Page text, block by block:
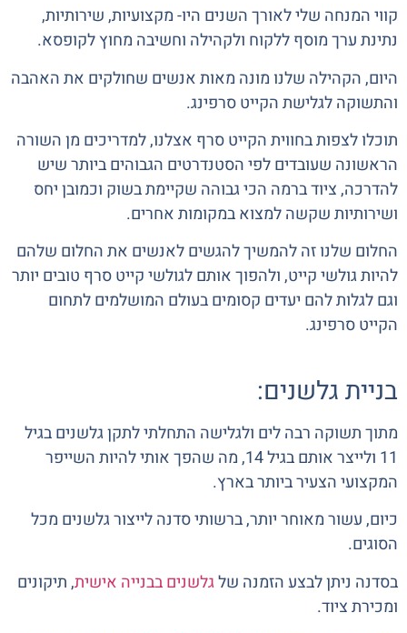
קווי המנחה שלי לאורך השנים היו- מקצועיות, שירותיות,
נתינת ערך מוסף ללקוח ולקהילה וחשיבה מחוץ לקופסא.
היום, הקהילה שלנו מונה מאות אנשים שחולקים את האהבה
והתשוקה לגלישת הקייט סרפינג.
תוכלו לצפות בחווית הקייט סרף אצלנו, למדריכים מן השורה
הראשונה שעובדים לפי הסטנדרטים הגבוהים ביותר שיש
להדרכה, ציוד ברמה הכי גבוהה שקיימת בשוק וכמובן יחס
ושירותיות שקשה למצוא במקומות אחרים.
החלום שלנו זה להמשיך להגשים לאנשים את החלום שלהם
להיות גולשי קייט, ולהפוך אותם לגולשי קייט סרף טובים יותר
וגם לגלות להם יעדים קסומים בעולם המושלמים לתחום
הקייט סרפינג.
בניית גלשנים:
מתוך תשוקה רבה לים ולגלישה התחלתי לתקן גלשנים בגיל
11 ולייצר אותם בגיל 14, מה שהפך אותי להיות השייפר
המקצועי הצעיר ביותר בארץ.
כיום, עשור מאוחר יותר, ברשותי סדנה לייצור גלשנים מכל
הסוגים.
בסדנה ניתן לבצע הזמנה שלגלשנים בבנייה אישית, תיקונים
ומכירת ציוד.